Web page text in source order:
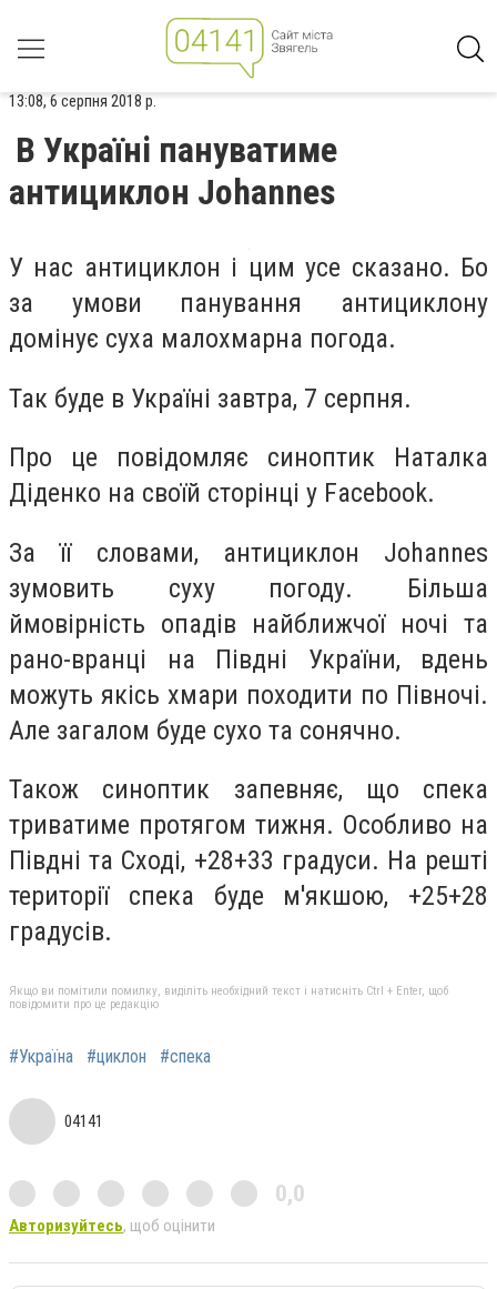
13:08, 6 серпня 2018 р.
В Україні пануватиме
антициклон Johannes
У нас антициклон і цим усе сказано. Бо
за умови панування антициклону
домінує суха малохмарна погода.
Так буде в Україні завтра, 7 серпня.
Про це повідомляє синоптик Наталка
Діденко на своїй сторінці у Facebook.
За її словами, антициклон Johannes
зумовить суху погоду. Більша
ймовірність опадів найближчої ночі та
рано-вранці на Півдні України, вдень
можуть якісь хмари походити по Півночі.
Але загалом буде сухо та сонячно.
Також синоптик запевняє, що спека
триватиме протягом тижня. Особливо на
Півдні та Сході, +28+33 градуси. На решті
території спека буде м'якшою, +25+28
градусів.
Якщо ви помітили помилку, виділіть необхідний текст і натисніть Ctrl + Enter, щоб
повідомити про це редакцію
#Україна #циклон #спека
04141
0,0
Авторизуйтесь, щоб оцінити